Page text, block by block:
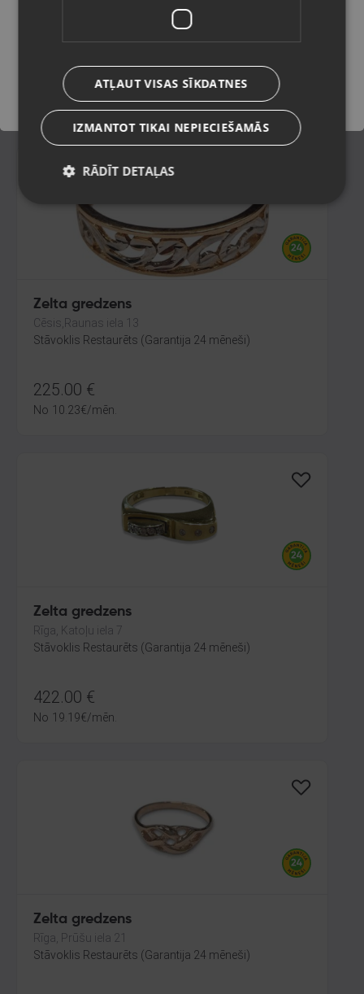
Stāvoklis Restaurēts (Garantija 24 mēneši)
235.00 €
10.68€/mēn.
Zelta gredzens
Cēsis,Raunas iela 13
Stāvoklis Restaurēts (Garantija 24 mēneši)
225.00 €
No 10.23€/mēn.
Zelta gredzens
Rīga, Katoļu iela 7
Stāvoklis Restaurēts (Garantija 24 mēneši)
422.00 €
No 19.19€/mēn.
Zelta gredzens
Rīga, Prūšu iela 21
Stāvoklis Restaurēts (Garantija 24 mēneši)
Saglabāt
ATĻAUT VISAS SĪKDATNES
IZMANTOT TIKAI NEPIECIEŠAMĀS
RĀDĪT DETAĻAS